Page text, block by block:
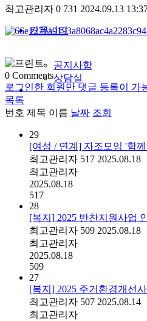
커뮤니티
공지사항
상담실
최고관리자 0 731 2024.09.13
0 Comments
로그인한 회원만 댓글 등록이 가
목록
번호 제목 이름 날짜 조회
29
[여성 / 연계] 자조모임 '함
최고관리자 517 2025.08.18
최고관리자
2025.08.18
517
28
[복지] 2025 반찬지원사업
최고관리자 509 2025.08.18
최고관리자
2025.08.18
509
27
[복지] 2025 주거환경개선
최고관리자 507 2025.08.14
최고관리자